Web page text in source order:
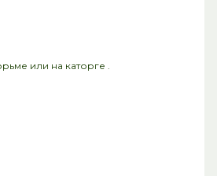
или на каторге .